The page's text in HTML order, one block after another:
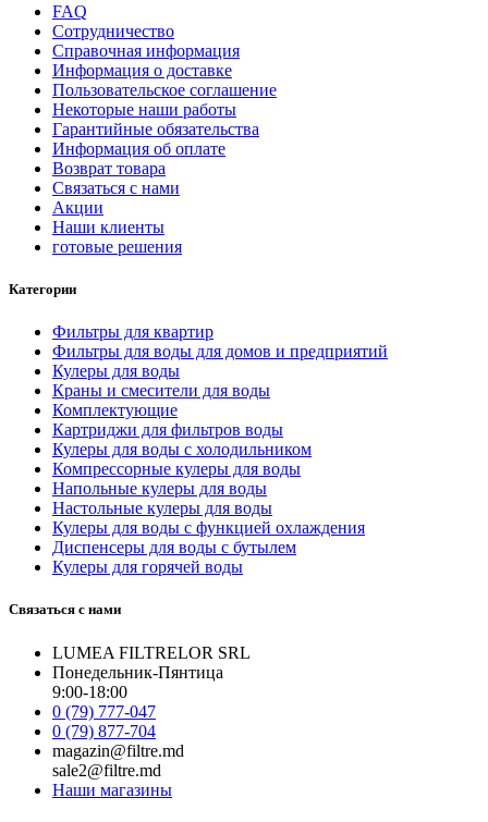
FAQ
Сотрудничество
Справочная информация
Информация о доставке
Пользовательское соглашение
Некоторые наши работы
Гарантийные обязательства
Информация об оплате
Возврат товара
Связаться с нами
Акции
Наши клиенты
готовые решения
Категории
Фильтры для квартир
Фильтры для воды для домов и предприятий
Кулеры для воды
Краны и смесители для воды
Комплектующие
Картриджи для фильтров воды
Кулеры для воды с холодильником
Компрессорные кулеры для воды
Напольные кулеры для воды
Настольные кулеры для воды
Кулеры для воды с функцией охлаждения
Диспенсеры для воды с бутылем
Кулеры для горячей воды
Связаться с нами
LUMEA FILTRELOR SRL
Понедельник-Пянтица
9:00-18:00
0 (79) 777-047
0 (79) 877-704
magazin@filtre.md
sale2@filtre.md
Наши магазины